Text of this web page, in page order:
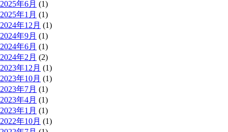
2025年6月 (1)
2025年1月 (1)
2024年12月 (1)
2024年9月 (1)
2024年6月 (1)
2024年2月 (2)
2023年12月 (1)
2023年10月 (1)
2023年7月 (1)
2023年4月 (1)
2023年1月 (1)
2022年10月 (1)